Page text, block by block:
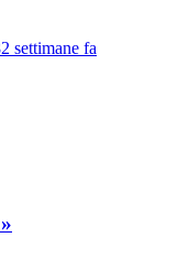
2 settimane fa